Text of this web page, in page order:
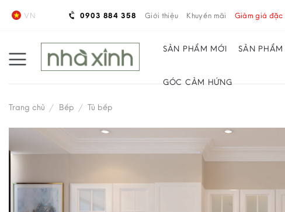
Skip
VN 0903 884 358 Giới thiệu Khuyến mãi Giảm giá
SẢN PHẨM MỚI SẢN PHẨM
GÓC CẢM HỨNG
Trang chủ / Bếp / Tủ bếp